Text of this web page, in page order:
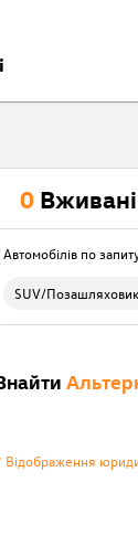
0
Автомобілів по
SUV/
Відображення